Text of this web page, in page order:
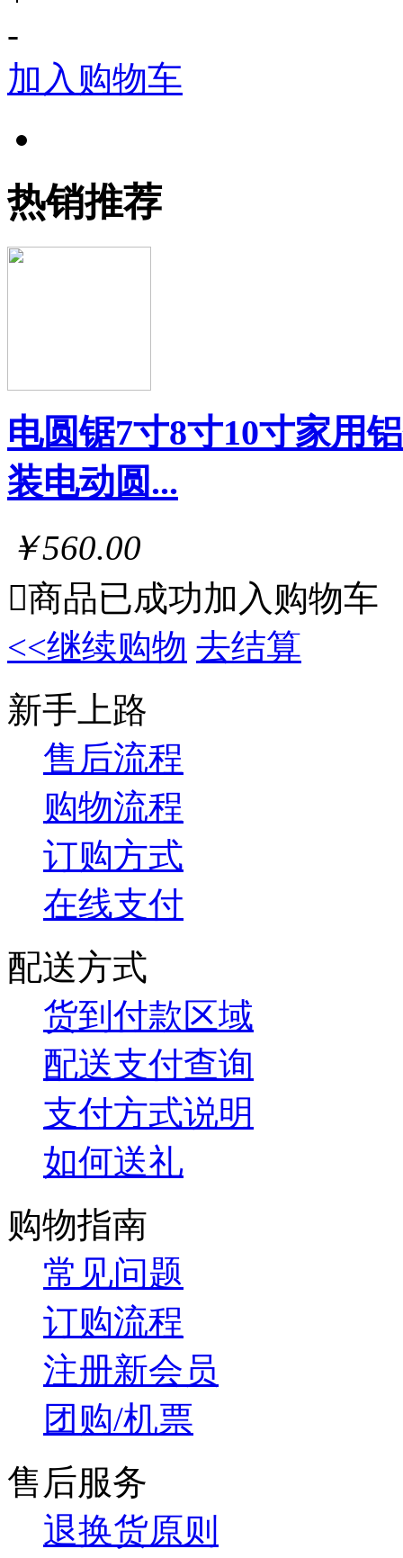
-
加入购物车
热销推荐
电圆锯7寸8寸10寸家用
装电动圆...
￥560.00
商品已成功加入购物车
<<继续购物 去结算
新手上路
售后流程
购物流程
订购方式
在线支付
配送方式
货到付款区域
配送支付查询
支付方式说明
如何送礼
购物指南
常见问题
订购流程
注册新会员
团购/机票
售后服务
退换货原则